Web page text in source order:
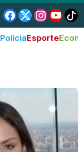
PolíciaEsporte